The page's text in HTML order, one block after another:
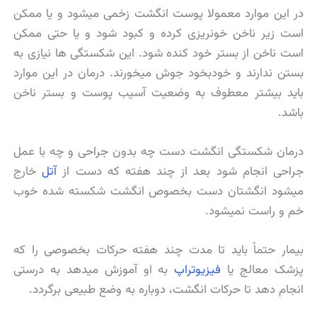
در این موارد معمولا پوست انگشت زخمی میشود و یا ممکن
است زیر ناخن خونریزی کرده و کبود شود و یا حتی ممکن
است ناخن از بستر خود کنده شود. این شکستگی ها نیازی به
بستن ندارند و خودبخود جوش میخورند. درمان در این موارد
باید بیشتر معطوف به وضعیت آسیب پوست و بستر ناخن
باشد.
درمان شکستگی انگشت دست چه بدون جراحی و چه با عمل
جراحی انجام شود بعد از چند هفته که دست ازآتلخارج
میشود انگشتان دست بخصوص انگشت شکسته شده خوب
خم و راست نمیشود.
بیمار حتماً باید تا مدت چند هفته حرکات بخصوصی را که
پزشک معالج یا فیزیوتراپبه او آموزش میدهد به درستی
انجام دهد تا حرکات انگشت، دوباره به وضع طبیعی برگردد.